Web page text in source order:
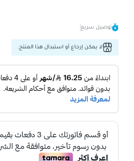
توصيل سريع
لا يمكن إرجاع أو استبدال هذا المنتج.